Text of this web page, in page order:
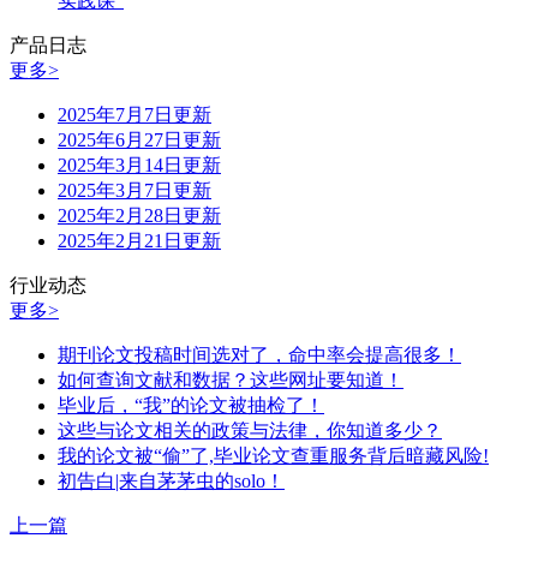
产品日志
更多>
2025年7月7日更新
2025年6月27日更新
2025年3月14日更新
2025年3月7日更新
2025年2月28日更新
2025年2月21日更新
行业动态
更多>
期刊论文投稿时间选对了，命中率会提高很多！
如何查询文献和数据？这些网址要知道！
毕业后，“我”的论文被抽检了！
这些与论文相关的政策与法律，你知道多少？
我的论文被“偷”了,毕业论文查重服务背后暗藏风险!
初告白|来自茅茅虫的solo！
上一篇